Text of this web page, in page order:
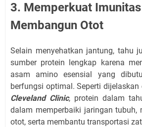
3. Memperkuat
Membangun Otot
Selain menyehatkan jantung, tahu
sumber protein lengkap karena
asam amino esensial yang
berfungsi optimal. Seperti
Cleveland Clinic, protein dalam
dalam memperbaiki jaringan tubuh,
otot, serta membantu transportasi